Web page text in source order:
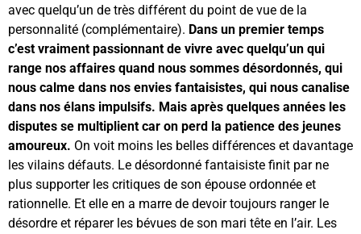
avec quelqu’un de très différent du point de vue de la
personnalité (complémentaire). Dans un premier temps
c’est vraiment passionnant de vivre avec quelqu’un qui
range nos affaires quand nous sommes désordonnés, qui
nous calme dans nos envies fantaisistes, qui nous canalise
dans nos élans impulsifs. Mais après quelques années les
disputes se multiplient car on perd la patience des jeunes
amoureux. On voit moins les belles différences et davantage
les vilains défauts. Le désordonné fantaisiste finit par ne
plus supporter les critiques de son épouse ordonnée et
rationnelle. Et elle en a marre de devoir toujours ranger le
désordre et réparer les bévues de son mari tête en l’air. Les